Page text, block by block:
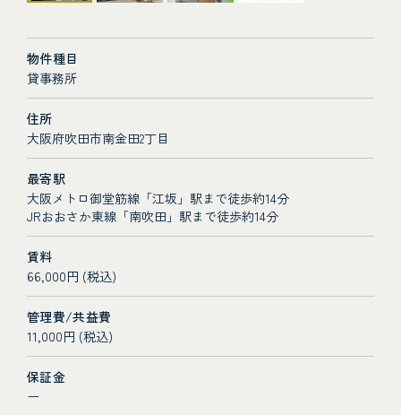
物件種目
貸事務所
住所
大阪府吹田市南金田2丁目
最寄駅
大阪メトロ御堂筋線「江坂」駅まで徒歩約14分
JRおおさか東線「南吹田」駅まで徒歩約14分
賃料
66,000円 (税込)
管理費/共益費
11,000円 (税込)
保証金
ー